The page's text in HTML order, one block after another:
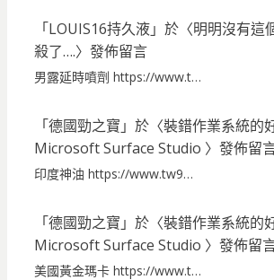
「LOUIS16持久液」於〈明明沒有這
殺了….〉發佈留言
男露延時噴劑 https://www.t…
「德國勁之寶 」於〈裝錯作業系統的
Microsoft Surface Studio 〉發佈留
印度神油 https://www.tw9…
「德國勁之寶 」於〈裝錯作業系統的
Microsoft Surface Studio 〉發佈留
美國黃金瑪卡 https://www.t…